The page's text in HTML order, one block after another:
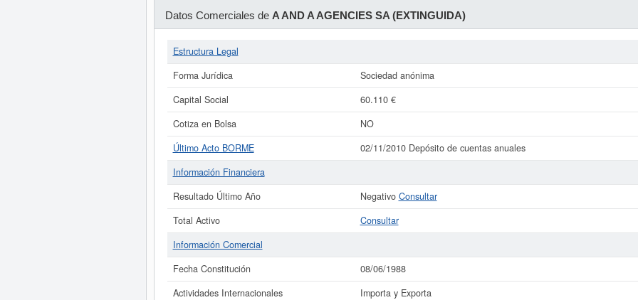
Datos Comerciales de A AND A AGENCIES SA (EXTINGUIDA)
Estructura Legal
Forma Jurídica
Sociedad anónima
Capital Social
60.110 €
Cotiza en Bolsa
NO
Último Acto BORME
02/11/2010 Depósito de cuentas anuales
Información Financiera
Resultado Último Año
Negativo Consultar
Total Activo
Consultar
Información Comercial
Fecha Constitución
08/06/1988
Actividades Internacionales
Importa y Exporta